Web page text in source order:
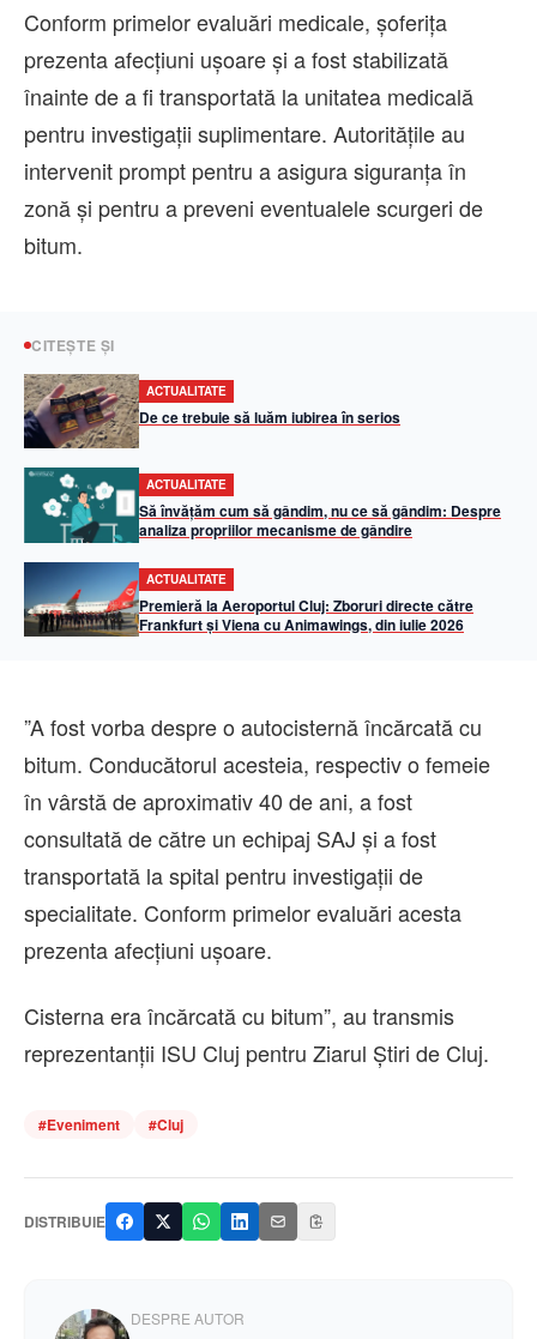
Conform primelor evaluări medicale, șoferița
prezenta afecțiuni ușoare și a fost stabilizată
înainte de a fi transportată la unitatea medicală
pentru investigații suplimentare. Autoritățile au
intervenit prompt pentru a asigura siguranța în
zonă și pentru a preveni eventualele scurgeri de
bitum.
CITEȘTE ȘI
ACTUALITATE
De ce trebuie să luăm iubirea în serios
ACTUALITATE
Să învățăm cum să gândim, nu ce să gândim: Despre
analiza propriilor mecanisme de gândire
ACTUALITATE
Premieră la Aeroportul Cluj: Zboruri directe către
Frankfurt și Viena cu Animawings, din iulie 2026
”A fost vorba despre o autocisternă încărcată cu
bitum. Conducătorul acesteia, respectiv o femeie
în vârstă de aproximativ 40 de ani, a fost
consultată de către un echipaj SAJ și a fost
transportată la spital pentru investigații de
specialitate. Conform primelor evaluări acesta
prezenta afecțiuni ușoare.
Cisterna era încărcată cu bitum”, au transmis
reprezentanții ISU Cluj pentru Ziarul Știri de Cluj.
#Eveniment #Cluj
DISTRIBUIE
DESPRE AUTOR